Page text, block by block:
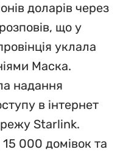
доларів через
що у
уклала
Маска.
надання
в інтернет
Starlink.
000 домівок та